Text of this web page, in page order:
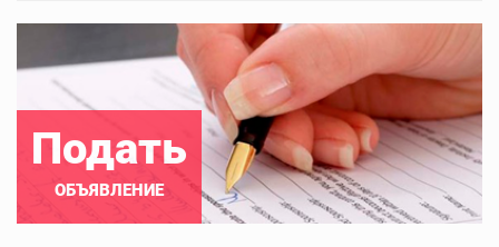
Подать
ОБЪЯВЛЕНИЕ